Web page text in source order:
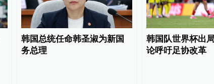
韩国总统任命韩圣淑为新国
务总理
韩国队世界杯出
论呼吁足协改革